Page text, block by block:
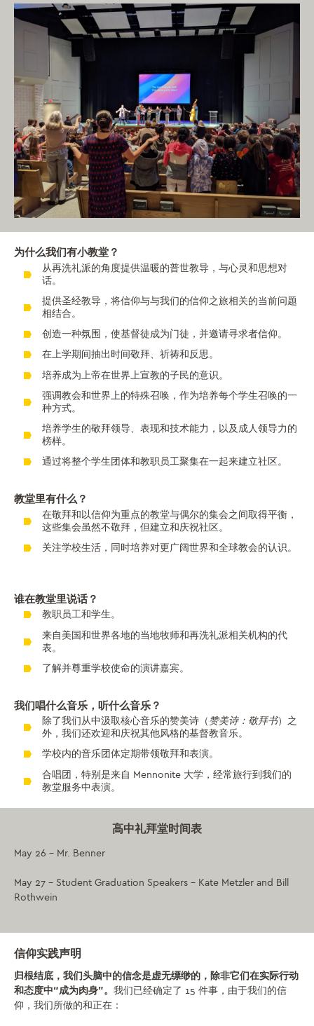
为什么我们有小教堂？
从再洗礼派的角度提供温暖的普世教导，与心灵和思想对
话。
提供圣经教导，将信仰与与我们的信仰之旅相关的当前问题
相结合。
创造一种氛围，使基督徒成为门徒，并邀请寻求者信仰。
在上学期间抽出时间敬拜、祈祷和反思。
培养成为上帝在世界上宣教的子民的意识。
强调教会和世界上的特殊召唤，作为培养每个学生召唤的一
种方式。
培养学生的敬拜领导、表现和技术能力，以及成人领导力的
榜样。
通过将整个学生团体和教职员工聚集在一起来建立社区。
教堂里有什么？
在敬拜和以信仰为重点的教堂与偶尔的集会之间取得平衡，
这些集会虽然不敬拜，但建立和庆祝社区。
关注学校生活，同时培养对更广阔世界和全球教会的认识。
谁在教堂里说话？
教职员工和学生。
来自美国和世界各地的当地牧师和再洗礼派相关机构的代
表。
了解并尊重学校使命的演讲嘉宾。
我们唱什么音乐，听什么音乐？
除了我们从中汲取核心音乐的赞美诗（赞美诗：敬拜书）之
外，我们还欢迎和庆祝其他风格的基督教音乐。
学校内的音乐团体定期带领敬拜和表演。
合唱团，特别是来自 Mennonite 大学，经常旅行到我们的
教堂服务中表演。
高中礼拜堂时间表
May 26 – Mr. Benner
May 27 – Student Graduation Speakers – Kate Metzler and Bill
Rothwein
信仰实践声明
归根结底，我们头脑中的信念是虚无缥缈的，除非它们在实际行动
和态度中“成为肉身”。 我们已经确定了 15 件事，由于我们的信
仰，我们所做的和正在：